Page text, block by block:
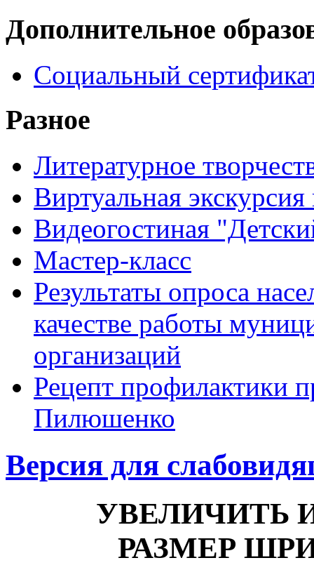
Дополнительное
Социальный
Разное
Литературное
Виртуальная
Видеогостиная
Мастер-класс
Результаты опроса
качестве работы
организаций
Рецепт профилактики
Пилюшенко
Версия для
УВЕЛИЧИТЬ
РАЗМЕР